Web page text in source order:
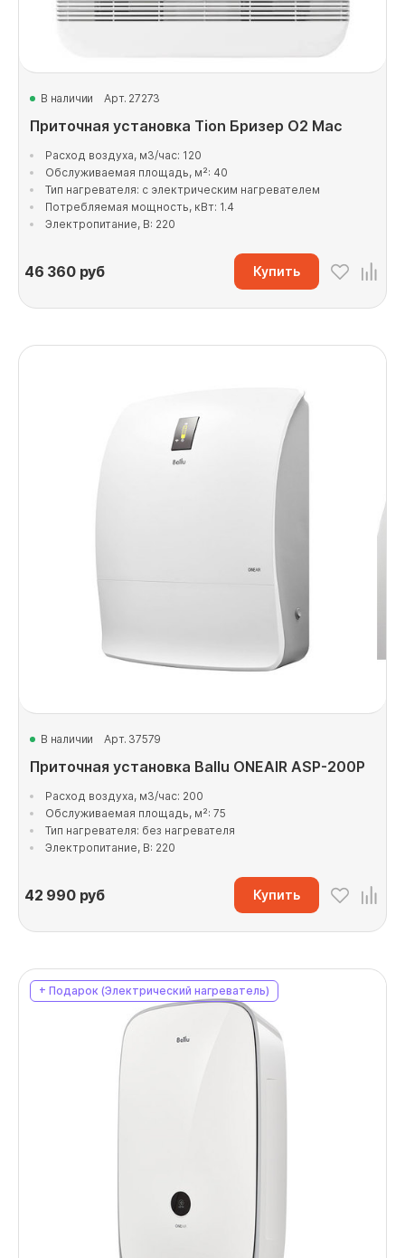
В наличии Арт. 27273
Приточная установка Tion Бризер O2 Mac
Расход воздуха, м3/час: 120
Обслуживаемая площадь, м²: 40
Тип нагревателя: с электрическим нагревателем
Потребляемая мощность, кВт: 1.4
Электропитание, В: 220
46 360руб Купить
В наличии Арт. 37579
Приточная установка Ballu ONEAIR ASP-200P
Расход воздуха, м3/час: 200
Обслуживаемая площадь, м²: 75
Тип нагревателя: без нагревателя
Электропитание, В: 220
42 990руб Купить
+ Подарок (Электрический нагреватель)